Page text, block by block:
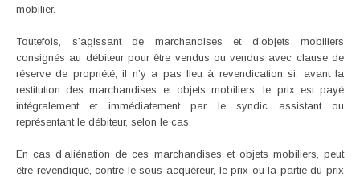
mobilier.
Toutefois, s’agissant de marchandises et d’objets mobiliers
consignés au débiteur pour être vendus ou vendus avec clause de
réserve de propriété, il n’y a pas lieu à revendication si, avant la
restitution des marchandises et objets mobiliers, le prix est payé
intégralement et immédiatement par le syndic assistant ou
représentant le débiteur, selon le cas.
En cas d’aliénation de ces marchandises et objets mobiliers, peut
être revendiqué, contre le sous-acquéreur, le prix ou la partie du prix